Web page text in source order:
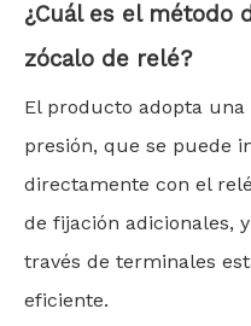
¿Cuál es el método
zócalo de relé?
El producto adopta
presión, que se puede
directamente con el
de fijación adicionales,
través de terminales
eficiente.